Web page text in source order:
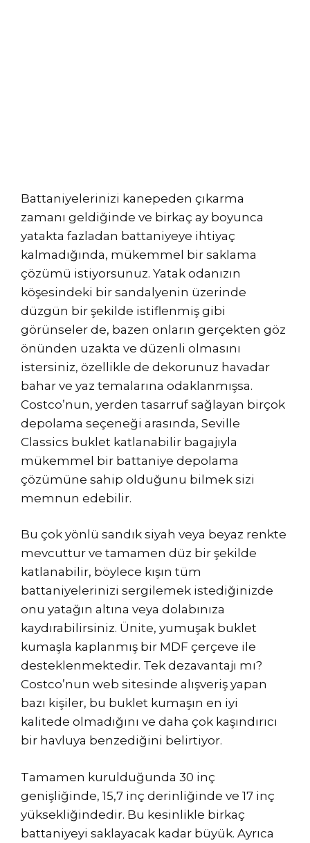
Battaniyelerinizi kanepeden çıkarma
zamanı geldiğinde ve birkaç ay boyunca
yatakta fazladan battaniyeye ihtiyaç
kalmadığında, mükemmel bir saklama
çözümü istiyorsunuz. Yatak odanızın
köşesindeki bir sandalyenin üzerinde
düzgün bir şekilde istiflenmiş gibi
görünseler de, bazen onların gerçekten göz
önünden uzakta ve düzenli olmasını
istersiniz, özellikle de dekorunuz havadar
bahar ve yaz temalarına odaklanmışsa.
Costco’nun, yerden tasarruf sağlayan birçok
depolama seçeneği arasında, Seville
Classics buklet katlanabilir bagajıyla
mükemmel bir battaniye depolama
çözümüne sahip olduğunu bilmek sizi
memnun edebilir.
Bu çok yönlü sandık siyah veya beyaz renkte
mevcuttur ve tamamen düz bir şekilde
katlanabilir, böylece kışın tüm
battaniyelerinizi sergilemek istediğinizde
onu yatağın altına veya dolabınıza
kaydırabilirsiniz. Ünite, yumuşak buklet
kumaşla kaplanmış bir MDF çerçeve ile
desteklenmektedir. Tek dezavantajı mı?
Costco’nun web sitesinde alışveriş yapan
bazı kişiler, bu buklet kumaşın en iyi
kalitede olmadığını ve daha çok kaşındırıcı
bir havluya benzediğini belirtiyor.
Tamamen kurulduğunda 30 inç
genişliğinde, 15,7 inç derinliğinde ve 17 inç
yüksekliğindedir. Bu kesinlikle birkaç
battaniyeyi saklayacak kadar büyük. Ayrıca